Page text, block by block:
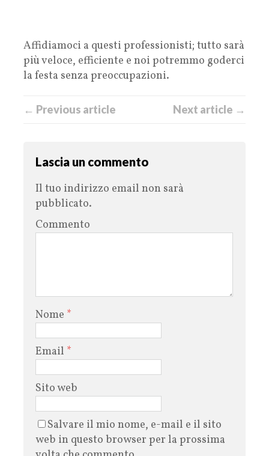
Affidiamoci a questi professionisti; tutto sarà
più veloce, efficiente e noi potremmo goderci
la festa senza preoccupazioni.
← Previous article Next article →
Lascia un commento
Il tuo indirizzo email non sarà
pubblicato.
Commento
Nome *
Email *
Sito web
Salvare il mio nome, e-mail e il sito
web in questo browser per la prossima